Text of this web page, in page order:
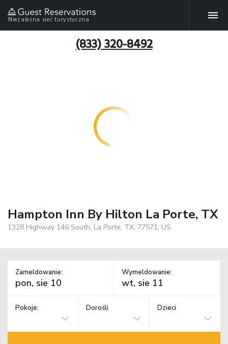
Niezależna sieć turystyczna
(833) 320-8492
Hampton Inn By Hilton La Porte, TX
1328 Highway 146 South, La Porte, TX, 77571, US
Zameldowanie: Wymeldowanie:
Pokoje: Dorośli Dzieci